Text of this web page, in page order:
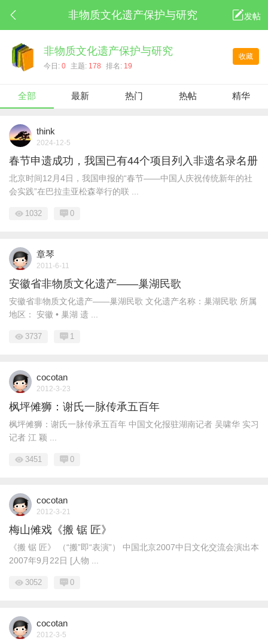
非物质文化遗产保护与研究 发帖
收藏
非物质文化遗产保护与研究
今日: 0 主题: 178 排名: 19
全部 最新 热门 热帖 精华
think
2024-12-5
春节申遗成功，我国已有44个项目列入非遗名录名册
北京时间12月4日，我国申报的“春节——中国人庆祝传统新年的社
会实践”在巴拉圭亚松森举行的联 ...
1032 0
章琴
2011-6-11
安徽省非物质文化遗产——巢湖民歌
安徽省非物质文化遗产——巢湖民歌 文化遗产名称：巢湖民歌 所属
地区： 安徽 • 巢湖 遗 ...
3737 1
cocotan
2012-3-23
枫坪傩狮：谢氏一脉传承五百年
枫坪傩狮：谢氏一脉传承五百年 中国文化报驻湖南记者 吴啸华 实习
记者 江 颖 ...
3451 0
cocotan
2012-3-21
梅山傩戏《搬 锯 匠》
《搬 锯 匠》 （“搬”即“表演”） 中国北京2007中日文化交流会演出本
2007年9月22日 [人物 ...
3052 0
cocotan
2012-3-5